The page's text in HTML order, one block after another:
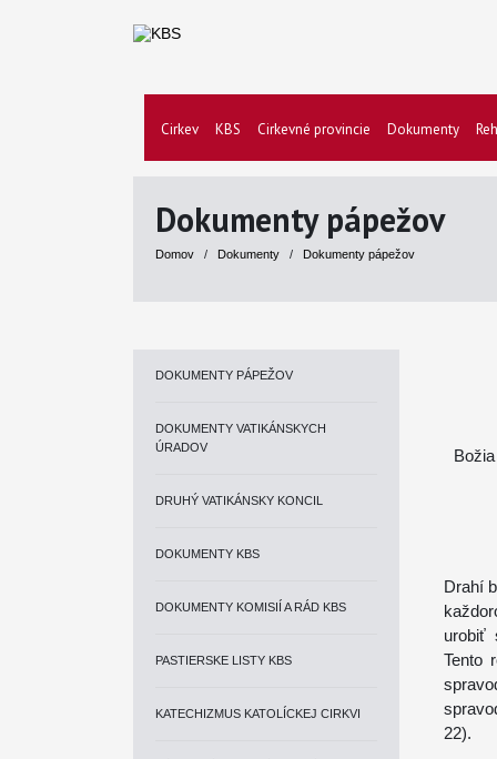
Cirkev KBS Cirkevné provincie Dokumenty
Dokumenty pápežov
Domov / Dokumenty / Dokumenty pápežov
DOKUMENTY PÁPEŽOV
DOKUMENTY VATIKÁNSKYCH
ÚRADOV
DRUHÝ VATIKÁNSKY KONCIL
DOKUMENTY KBS
DOKUMENTY KOMISIÍ A RÁD KBS
PASTIERSKE LISTY KBS
KATECHIZMUS KATOLÍCKEJ CIRKVI
Drahí
urobiť
Tento
22).